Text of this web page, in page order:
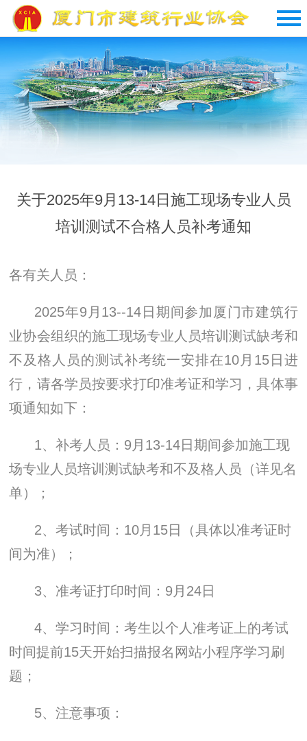
关于2025年9月13-14日施工现场专业人员
培训测试不合格人员补考通知
各有关人员：
2025年9月13--14日期间参加厦门市建筑行
业协会组织的施工现场专业人员培训测试缺考和
不及格人员的测试补考统一安排在10月15日 进
行，请各学员按要求打印准考证和学习，具体事
项通知如下：
1、补考人员： 9月13-14日期间参加施工现
场专业人员培训测试缺考和不及格人员（详见名
单）；
2、考试时间： 10月15日
（具体以准考证时
间为准）；
3、准考证打印时间： 9月24日
4、学习时间：考生以个人准考证上的考试
时间提前15天开始扫描报名网站小程序学习刷
题；
5、注意事项：